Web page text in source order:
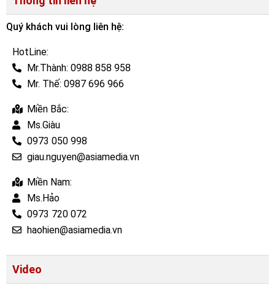
Quý khách vui lòng liên hệ:
HotLine:
Mr.Thành: 0988 858 958
Mr. Thế: 0987 696 966
Miền Bắc:
Ms.Giàu
0973 050 998
giau.nguyen@asiamedia.vn
Miền Nam:
Ms.Hảo
0973 720 072
haohien@asiamedia.vn
Video